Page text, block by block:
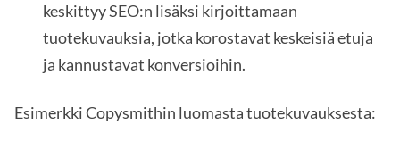
keskittyy SEO:n lisäksi kirjoittamaan
tuotekuvauksia, jotka korostavat keskeisiä etuja
ja kannustavat konversioihin.
Esimerkki Copysmithin luomasta tuotekuvauksesta: